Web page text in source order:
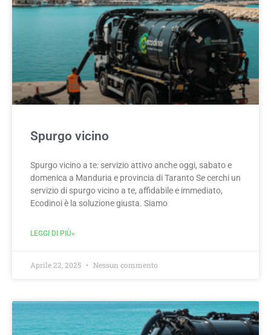
Spurgo vicino
Spurgo vicino a te: servizio attivo anche oggi, sabato e
domenica a Manduria e provincia di Taranto Se cerchi un
servizio di spurgo vicino a te, affidabile e immediato,
Ecodinoi è la soluzione giusta. Siamo
LEGGI DI PIÙ»
Aprile 22, 2025 Nessun commento